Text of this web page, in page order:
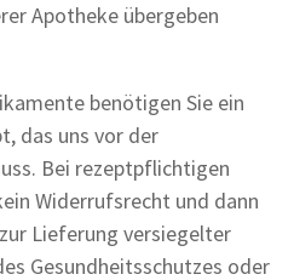
Apotheke übergeben
benötigen Sie ein
das uns vor der
Bei rezeptpflichtigen
Widerrufsrecht und dann
Lieferung versiegelter
Gesundheitsschutzes oder